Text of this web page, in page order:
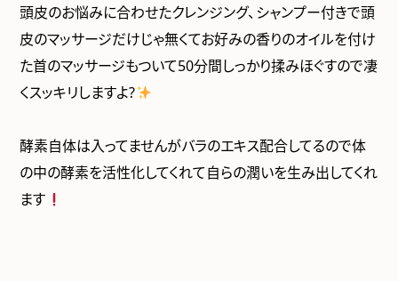
頭皮のお悩みに合わせたクレンジング、シャンプー付きで頭
皮のマッサージだけじゃ無くてお好みの香りのオイルを付け
た首のマッサージもついて50分間しっかり揉みほぐすので凄
くスッキリしますよ?
酵素自体は入ってませんがバラのエキス配合してるので体
の中の酵素を活性化してくれて自らの潤いを生み出してくれ
ます